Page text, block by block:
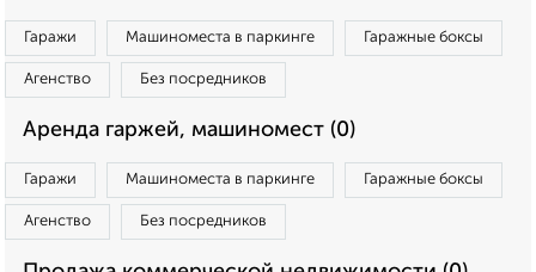
Гаражи Машиноместа в паркинге Гаражные боксы
Агенство Без посредников
Аренда гаржей, машиномест (0)
Гаражи Машиноместа в паркинге Гаражные боксы
Агенство Без посредников